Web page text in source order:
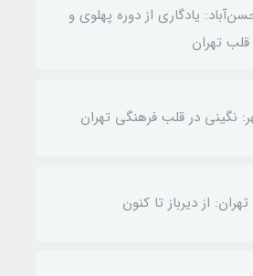
یادگاری از دوره پهلوی و
قلب تهران
نگینی در قلب فرهنگی تهران
از دیرباز تا کنون